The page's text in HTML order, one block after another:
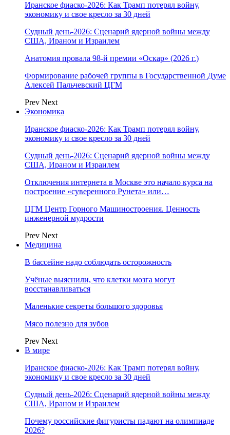
Иранское фиаско-2026: Как Трамп потерял войну,
экономику и свое кресло за 30 дней
Судный день-2026: Сценарий ядерной войны между
США, Ираном и Израилем
Анатомия провала 98-й премии «Оскар» (2026 г.)
Формирование рабочей группы в Государственной Думе
Алексей Пальчевский ЦГМ
Prev Next
Экономика
Иранское фиаско-2026: Как Трамп потерял войну,
экономику и свое кресло за 30 дней
Судный день-2026: Сценарий ядерной войны между
США, Ираном и Израилем
Отключения интернета в Москве это начало курса на
построение «суверенного Рунета» или…
ЦГМ Центр Горного Машиностроения. Ценность
инженерной мудрости
Prev Next
Медицина
В бассейне надо соблюдать осторожность
Учёные выяснили, что клетки мозга могут
восстанавливаться
Маленькие секреты большого здоровья
Мясо полезно для зубов
Prev Next
В мире
Иранское фиаско-2026: Как Трамп потерял войну,
экономику и свое кресло за 30 дней
Судный день-2026: Сценарий ядерной войны между
США, Ираном и Израилем
Почему российские фигуристы падают на олимпиаде
2026?